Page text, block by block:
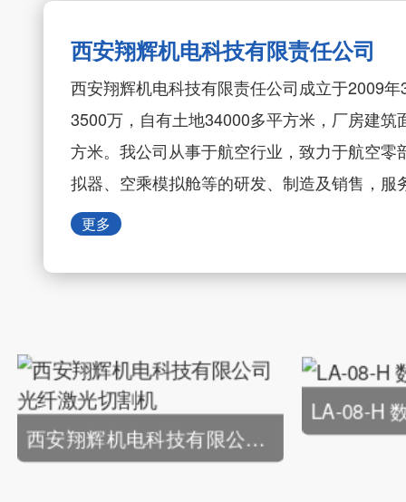
西安翔辉机电科技有限责任公司
西安翔辉机电科技有限责任公司成立于2009
3500万，自有土地34000多平方米，厂房建筑
方米。我公司从事于航空行业，致力于航空零
拟器、空乘模拟舱等的研发、制造及销售，服
工、各大航空公司、航空文化产业及航空教育
更多
西安翔辉机电科技有限公司光纤激光切割机
LA-08-H